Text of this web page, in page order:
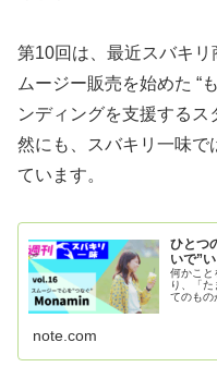
第10回は、最近スバキ
ムージー販売を始めた “
ンディングを支援する
然にも、スバキリ一味で
ています。
ひとつ
いで”
何かこと
り、「
てのもの
note.com